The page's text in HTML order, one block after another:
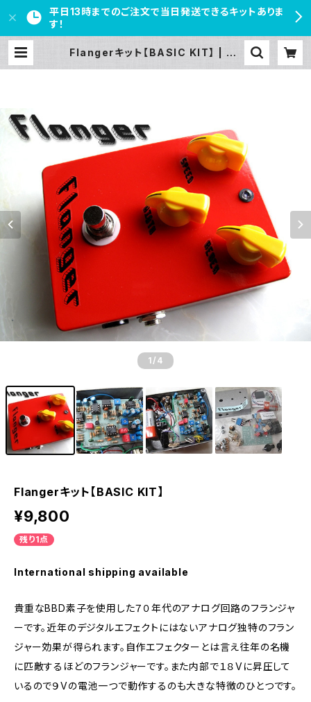
平日13時までのご注文で当日発送できるキットありま
す！
Flangerキット【BASIC KIT】 | PE
1 /4
Flangerキット【BASIC KIT】
¥9,800
残り1点
International shipping available
貴重なBBD素子を使用した７０年代のアナログ回路のフランジャ
ーです。近年のデジタルエフェクトにはないアナログ独特のフラン
ジャー効果が得られます。自作エフェクターとは言え往年の名機
に匹敵するほどのフランジャーです。また内部で１８Vに昇圧して
いるので９Vの電池一つで動作するのも大きな特徴のひとつです。